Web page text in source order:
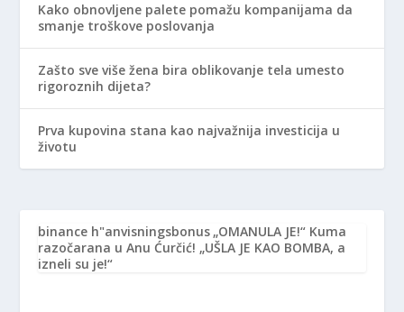
Kako obnovljene palete pomažu kompanijama da
smanje troškove poslovanja
Zašto sve više žena bira oblikovanje tela umesto
rigoroznih dijeta?
Prva kupovina stana kao najvažnija investicija u
životu
binance h"anvisningsbonus „OMANULA JE!“ Kuma
razočarana u Anu Ćurčić! „UŠLA JE KAO BOMBA, a
izneli su je!“